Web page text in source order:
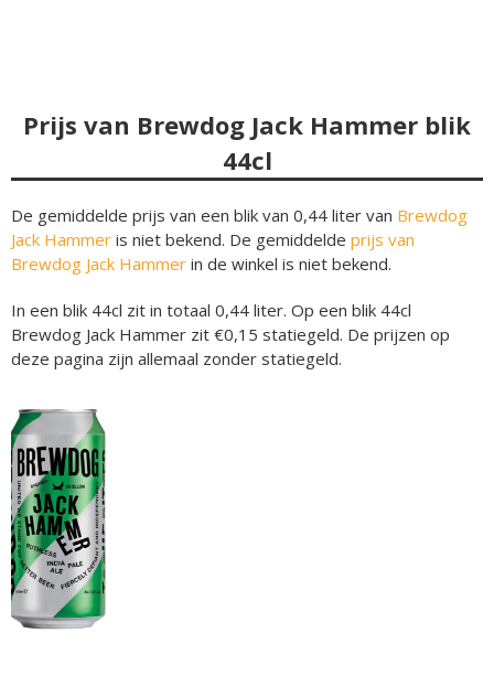
Prijs van Brewdog Jack Hammer blik
44cl
De gemiddelde prijs van een blik van 0,44 liter van Brewdog
Jack Hammer is niet bekend. De gemiddelde prijs van
Brewdog Jack Hammer in de winkel is niet bekend.
In een blik 44cl zit in totaal 0,44 liter. Op een blik 44cl
Brewdog Jack Hammer zit €0,15 statiegeld. De prijzen op
deze pagina zijn allemaal zonder statiegeld.